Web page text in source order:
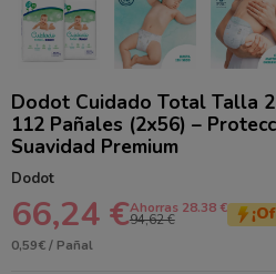
Dodot Cuidado Total Talla
112 Pañales (2x56) –
Suavidad Premium
Dodot
66,24 €Ahorras 28.38 €
94,62 €
0,59€ / Pañal